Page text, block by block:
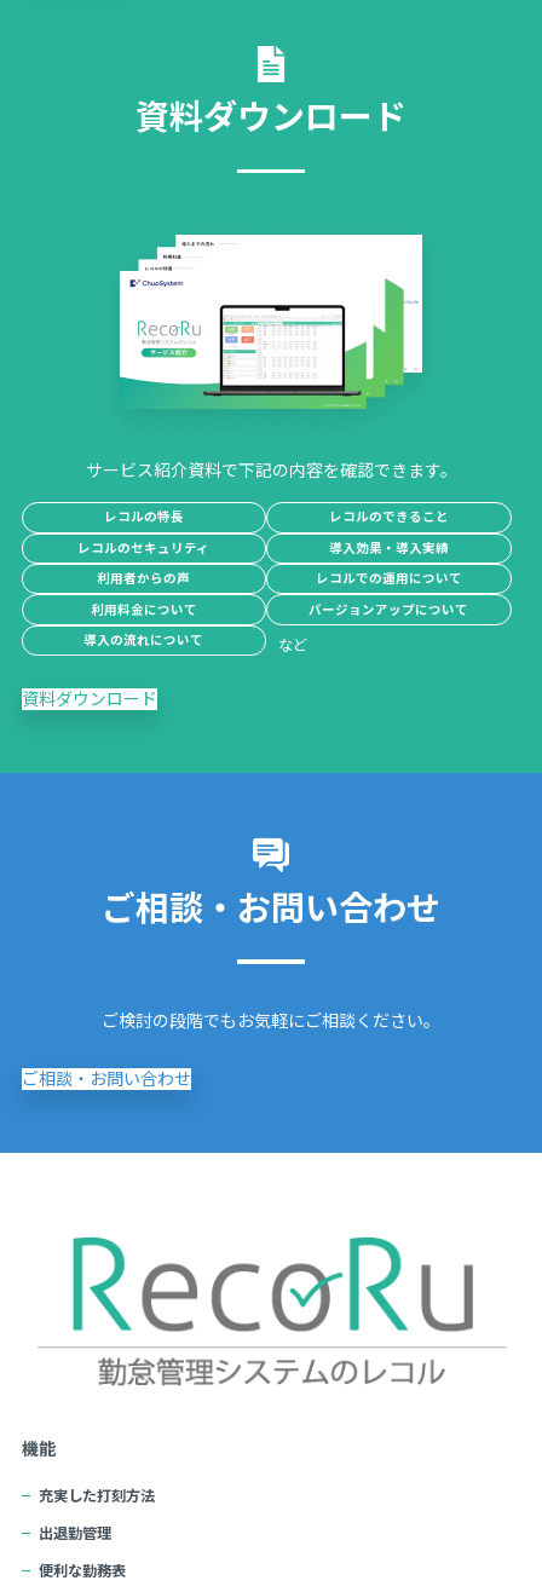
資料ダウンロード
サービス紹介資料で下記の内容を確認できます。
レコルの特長
レコルのできること
レコルのセキュリティ
導入効果・導入実績
利用者からの声
レコルでの運用について
利用料金について
バージョンアップについて
導入の流れについて
資料ダウンロード
ご相談・お問い合わせ
ご検討の段階でもお気軽にご相談ください。
ご相談・お問い合わせ
機能
充実した打刻方法
出退勤管理
便利な勤務表